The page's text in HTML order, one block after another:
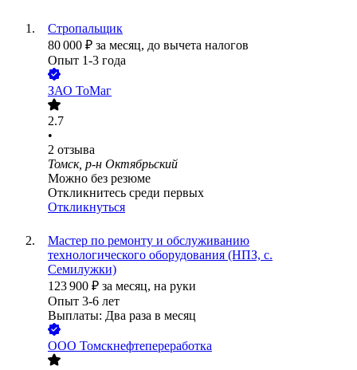
Стропальщик
80 000 ₽ за месяц, до вычета налогов
Опыт 1-3 года
ЗАО ТоМаг
2.7
•
2 отзыва
Томск, р-н Октябрьский
Можно без резюме
Откликнитесь среди первых
Откликнуться
Мастер по ремонту и обслуживанию
технологического оборудования (НПЗ, с.
Семилужки)
123 900 ₽ за месяц, на руки
Опыт 3-6 лет
Выплаты: Два раза в месяц
ООО Томскнефтепереработка